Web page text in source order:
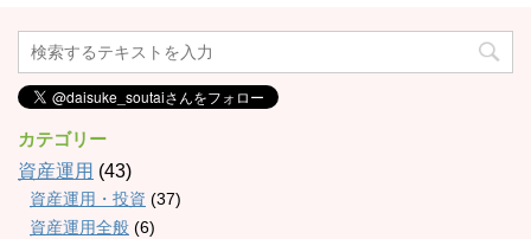
カテゴリー
資産運用 (43)
資産運用・投資 (37)
資産運用全般 (6)